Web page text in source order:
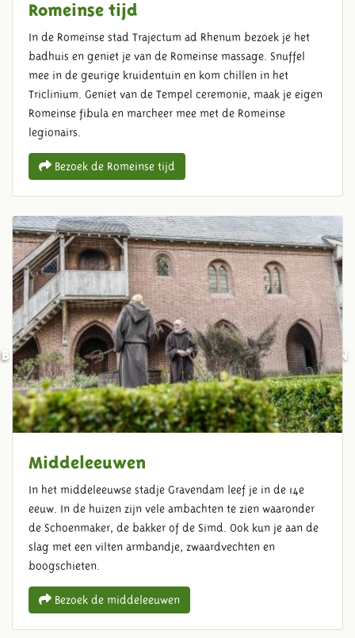
BELEEF DE GESCHIEDENIS VAN
NEDERLAND
Romeinse tijd
In de Romeinse stad Trajectum ad Rhenum bezoek je het
badhuis en geniet je van de Romeinse massage. Snuffel
mee in de geurige kruidentuin en kom chillen in het
Triclinium. Geniet van de Tempel ceremonie, maak je eigen
Romeinse fibula en marcheer mee met de Romeinse
legionairs.
Bezoek de Romeinse tijd
Middeleeuwen
In het middeleeuwse stadje Gravendam leef je in de 14e
eeuw. In de huizen zijn vele ambachten te zien waaronder
de Schoenmaker, de bakker of de Simd. Ook kun je aan de
slag met een vilten armbandje, zwaardvechten en
boogschieten.
Bezoek de middeleeuwen